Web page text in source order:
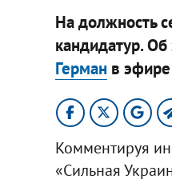
На должность
кандидатур.
Герман в эфире
Комментируя
«Сильная